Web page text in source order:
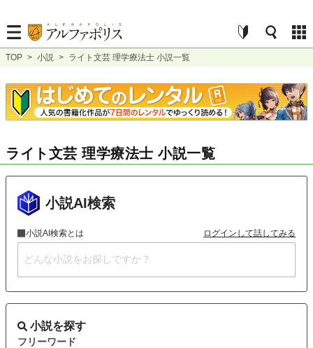
TOP > 小説 > ライト文芸 理学療法士 小説一覧
ライト文芸 理学療法士 小説一覧
小説AI検索
小説AI検索とは ログインして話してみる
小説を探す
フリーワード